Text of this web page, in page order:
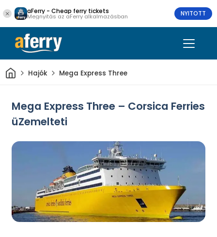
aFerry - Cheap ferry tickets
Megnyitás az aFerry alkalmazásban NYITOTT
Otthon
Hajók Mega Express Three
Mega Express Three – Corsica Ferries
üZemelteti